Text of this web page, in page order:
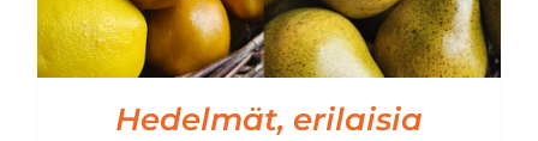
Hedelmät, erilaisia